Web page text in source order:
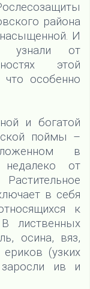
района
насыщенной. И
узнали от
этой
особенно
и богатой
поймы –
в
недалеко от
в себя
к
лиственных
осина, вяз,
(узких
ив и